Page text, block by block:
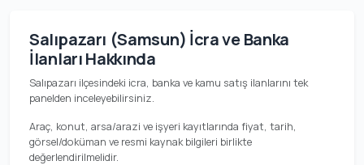
Salıpazarı (Samsun) İcra ve Banka
İlanları Hakkında
Salıpazarı ilçesindeki icra, banka ve kamu satış ilanlarını tek
panelden inceleyebilirsiniz.
Araç, konut, arsa/arazi ve işyeri kayıtlarında fiyat, tarih,
görsel/doküman ve resmi kaynak bilgileri birlikte
değerlendirilmelidir.